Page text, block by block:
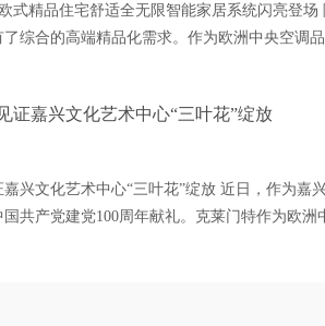
式精品住宅舒适全无限智能家居系统闪亮登
综合的高端精品化需求。作为欧洲中央空调品
证嘉兴文化艺术中心“三叶花”绽放
兴文化艺术中心“三叶花”绽放 近日，作为嘉
共产党建党100周年献礼。克莱门特作为欧洲